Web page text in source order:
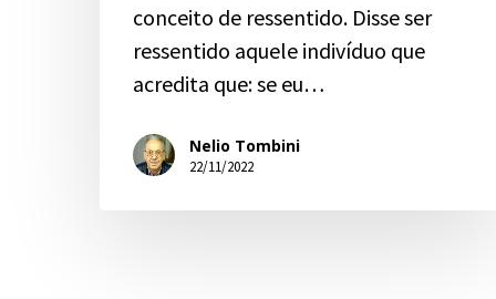
conceito de ressentido. Disse ser
ressentido aquele indivíduo que
acredita que: se eu…
Nelio Tombini
22/11/2022